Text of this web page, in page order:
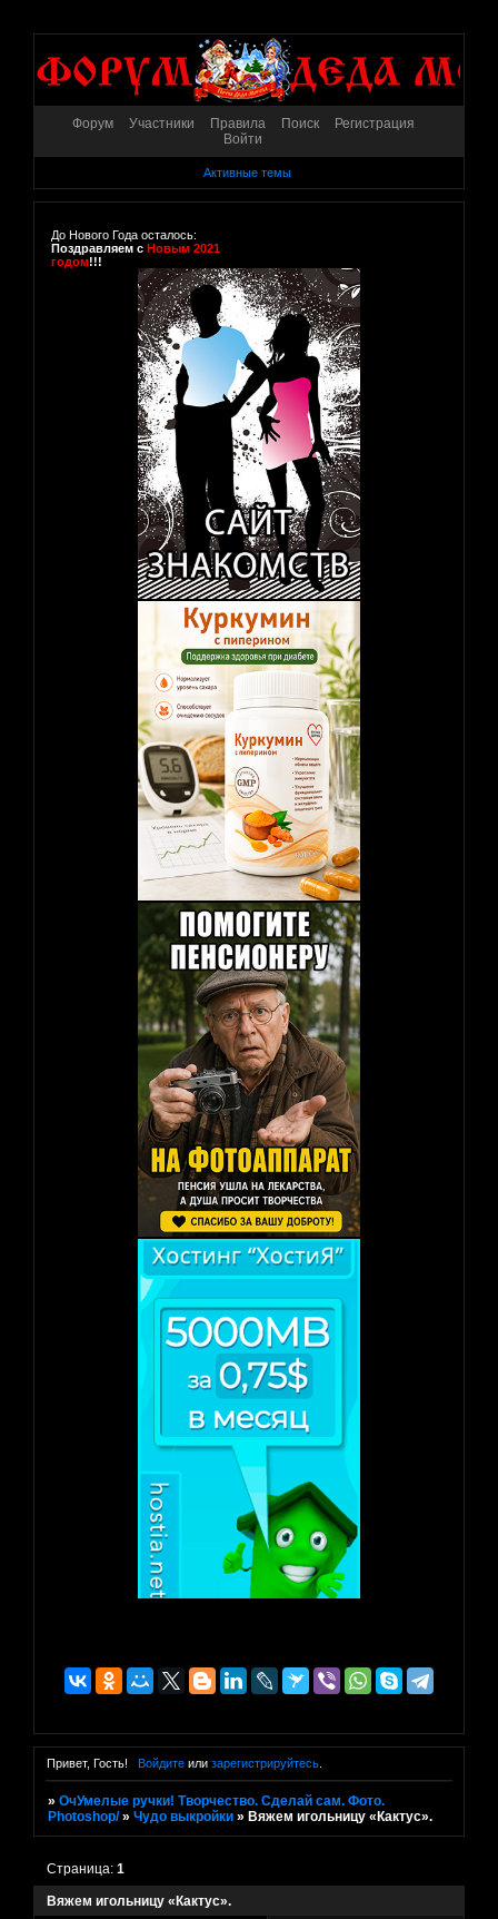
Форум Участники Правила Поиск
Регистрация
Войти
Активные темы
До Нового Года осталось:
Поздравляем с Новым 2021
годом!!!
Привет, Гость! Войдитеили зарегистрируйтесь.
»ОчУмелые ручки! Творчество. Сделай сам. Фото.
Photoshop/ »Чудо выкройки » Вяжем игольницу «Кактус».
Вяжем игольницу «Кактус».
Страница:1